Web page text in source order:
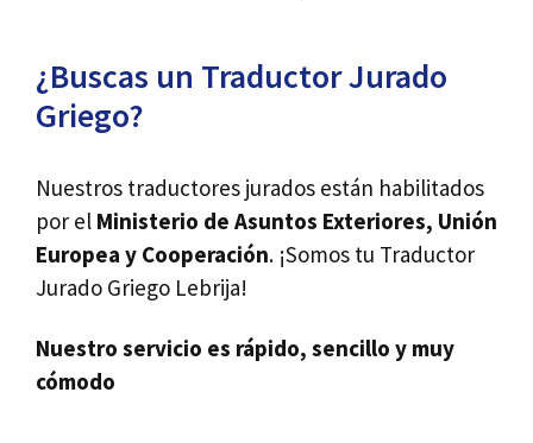
¿Buscas un Traductor Jurado
Griego?
Nuestros traductores jurados están habilitados
por el Ministerio de Asuntos Exteriores, Unión
Europea y Cooperación. ¡Somos tu Traductor
Jurado Griego Lebrija!
Nuestro servicio es rápido, sencillo y muy
cómodo